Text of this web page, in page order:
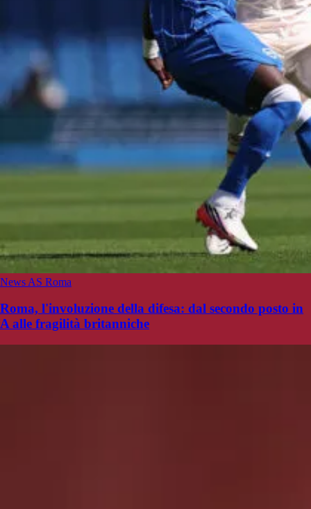
News AS Roma
Roma, l'involuzione della difesa: dal secondo posto in
A alle fragilità britanniche